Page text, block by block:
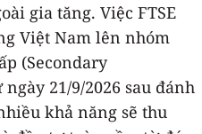
gia tăng. Việc FTSE
Việt Nam lên nhóm
(Secondary
21/9/2026 sau đánh
khả năng sẽ thu